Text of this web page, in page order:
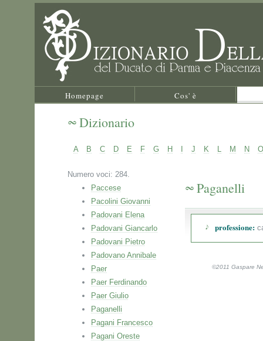
Homepage Cos' è
Dizionario
A B C D E F G H J K L M N O
Numero voci: 284.
Paccese
Pacolini Giovanni
Padovani Elena
Padovani Giancarlo
Padovani Pietro
Padovano Annibale
Paer
Paer Ferdinando
Paer Giulio
Paganelli
Pagani Francesco
Pagani Oreste
Paganelli
professione:
©2011 Gaspare